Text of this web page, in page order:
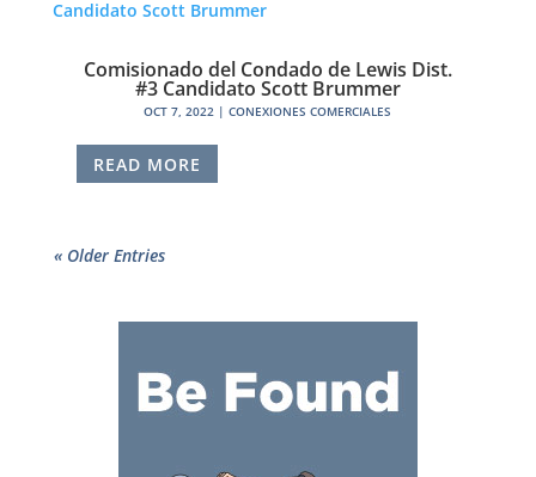
Comisionado del Condado de Lewis Dist.
#3 Candidato Scott Brummer
OCT 7, 2022 |CONEXIONES COMERCIALES
READ MORE
« Older Entries